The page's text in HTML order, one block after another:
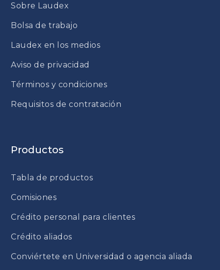
Sobre Laudex
Bolsa de trabajo
Laudex en los medios
Aviso de privacidad
Términos y condiciones
Requisitos de contratación
Productos
Tabla de productos
Comisiones
Crédito personal para clientes
Crédito aliados
Conviértete en Universidad o agencia aliada